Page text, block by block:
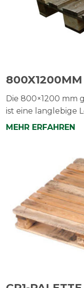
800X1200MM
Die 800×1200 mm
ist eine langlebige
MEHR ERFAHREN